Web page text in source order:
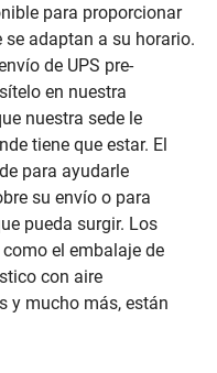
para proporcionar
adaptan a su horario.
de UPS pre-
en nuestra
nuestra sede le
tiene que estar. El
para ayudarle
su envío o para
pueda surgir. Los
el embalaje de
con aire
y mucho más, están